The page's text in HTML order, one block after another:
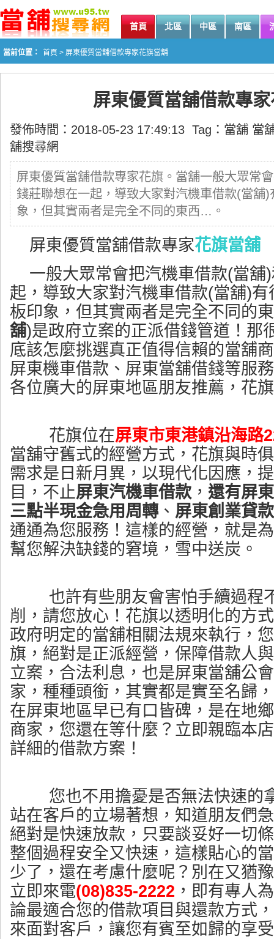
首頁 北區 中區 南區
當前位置： 首頁 > 屏東優質當舖借款專家花旗當舖
屏東優質當舖借款專
發佈時間：2018-05-23 17:49:13 Tag： 當舖 當
舖搜尋網
屏東優質當舖借款專家花旗。當舖一般大眾常
錢莊聯想在一起，導致大家對汽機車借款(當舖
象，但其實兩者是完全不同的東西…。
屏東優質當舖借款專家花旗當舖
一般大眾常會把汽機車借款(當舖
起，導致大家對汽機車借款(當舖)
板印象，但其實兩者是完全不同的
舖)是政府立案的正派借錢管道！那
底該怎麼挑選真正值得信賴的當舖
屏東機車借款、屏東當舖借錢等服
各位廣大的屏東地區朋友推薦，花
花旗位在屏東市東港鎮沿海路
當舖守舊式的經營方式，花旗與時
需求是日新月異，以現代化因應，
目，不止屏東汽機車借款， 還有屏
三點半現金急用周轉、 屏東創業貸款
通通為您服務！這樣的經營，就是
幫您解決缺錢的窘境，雪中送炭。
也許有些朋友會害怕手續過程
削，請您放心！花旗以透明化的方
政府明定的當舖相關法規來執行，
旗，絕對是正派經營，保障借款人
立案，合法利息，也是屏東當舖公
家，種種頭銜，其實都是實至名歸
在屏東地區早已有口皆碑，是在地
商家，您還在等什麼？立即親臨本
詳細的借款方案！
您也不用擔憂是否無法快速的
站在客戶的立場著想，知道朋友們
絕對是快速放款，只要談妥好一切
整個過程安全又快速，這樣貼心的
少了，還在考慮什麼呢？別在又猶
立即來電(08)835-2222 ，即有專人
論最適合您的借款項目與還款方式
來面對客戶，讓您有賓至如歸的享